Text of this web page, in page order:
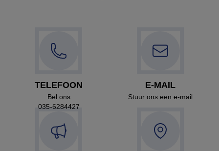
TELEFOON
Bel ons
035-6284427
E-MAIL
Stuur ons een e-mail